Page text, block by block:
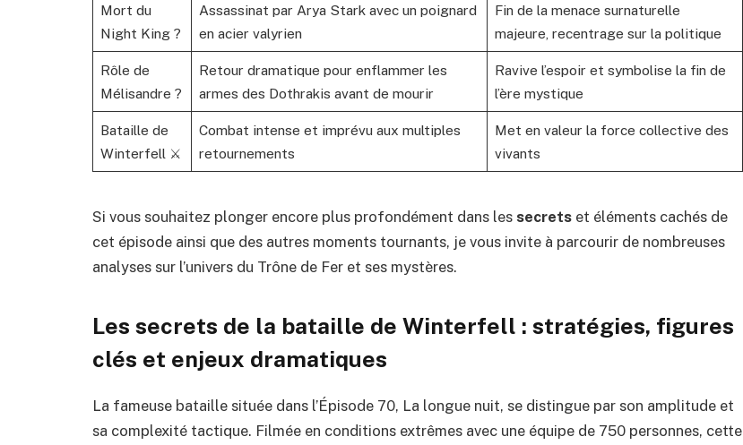
Mort du
Night King ?
Assassinat par Arya Stark avec un poignard
en acier valyrien
Fin de la menace surnaturelle
majeure, recentrage sur la politique
Rôle de
Mélisandre ?
Retour dramatique pour enflammer les
armes des Dothrakis avant de mourir
Ravive l’espoir et symbolise la fin de
l’ère mystique
Bataille de
Winterfell ⚔️
Combat intense et imprévu aux multiples
retournements
Met en valeur la force collective des
vivants
Si vous souhaitez plonger encore plus profondément dans les secrets et éléments cachés de
cet épisode ainsi que des autres moments tournants, je vous invite à parcourir de nombreuses
analyses sur l’univers du Trône de Fer et ses mystères.
Les secrets de la bataille de Winterfell : stratégies, figures
clés et enjeux dramatiques
La fameuse bataille située dans l’Épisode 70, La longue nuit, se distingue par son amplitude et
sa complexité tactique. Filmée en conditions extrêmes avec une équipe de 750 personnes, cette